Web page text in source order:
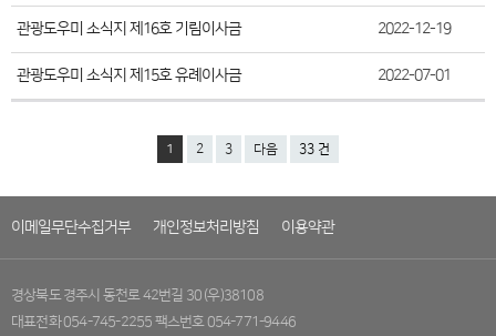
관광도우미 소식지 제16호 기림이사금 2022-12-19
관광도우미 소식지 제15호 유례이사금 2022-07-01
1 2 3 다음 33 건
이메일무단수집거부 개인정보처리방침 이용약관
경상북도 경주시 동천로 42번길 30 (우)38108
대표전화 054-745-2255 팩스번호 054-771-9446